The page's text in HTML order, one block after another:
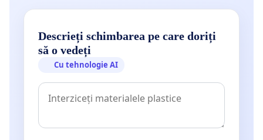
Descrieți schimbarea pe care doriți
să o vedeți
Cu tehnologie AI